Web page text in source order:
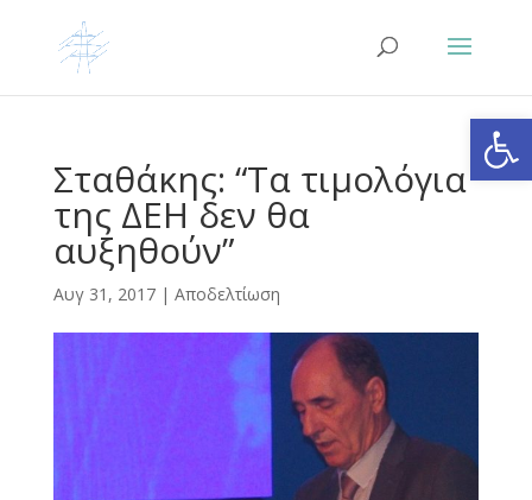
Σταθάκης: “Τα τιμολόγια
της ΔΕΗ δεν θα
αυξηθούν”
Αυγ 31, 2017| Αποδελτίωση